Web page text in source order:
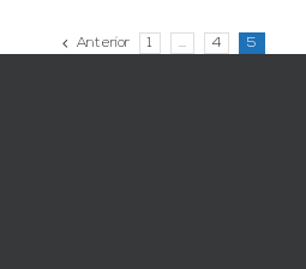
Anterior 1 … 4 5